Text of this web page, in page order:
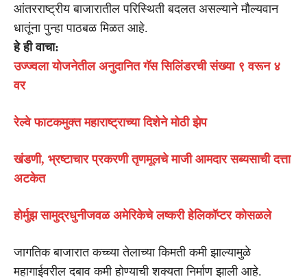
आंतरराष्ट्रीय बाजारातील परिस्थिती बदलत असल्याने मौल्यवान
धातूंना पुन्हा पाठबळ मिळत आहे.
हे ही वाचा:
उज्ज्वला योजनेतील अनुदानित गॅस सिलिंडरची संख्या ९ वरून ४
वर
रेल्वे फाटकमुक्त महाराष्ट्राच्या दिशेने मोठी झेप
खंडणी, भ्रष्टाचार प्रकरणी तृणमूलचे माजी आमदार सब्यसाची दत्ता
अटकेत
होर्मुझ सामुद्रधुनीजवळ अमेरिकेचे लष्करी हेलिकॉप्टर कोसळले
जागतिक बाजारात कच्च्या तेलाच्या किमती कमी झाल्यामुळे
महागाईवरील दबाव कमी होण्याची शक्यता निर्माण झाली आहे.